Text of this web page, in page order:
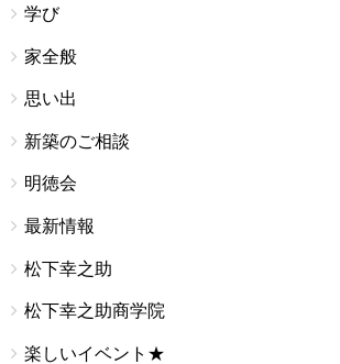
学び
家全般
思い出
新築のご相談
明徳会
最新情報
松下幸之助
松下幸之助商学院
楽しいイベント★